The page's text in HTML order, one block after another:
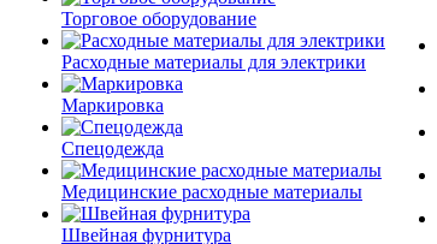
Торговое оборудование
Расходные материалы для электрики
Маркировка
Спецодежда
Медицинские расходные материалы
Швейная фурнитура